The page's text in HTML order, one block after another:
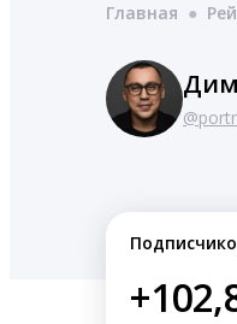
Главная ●